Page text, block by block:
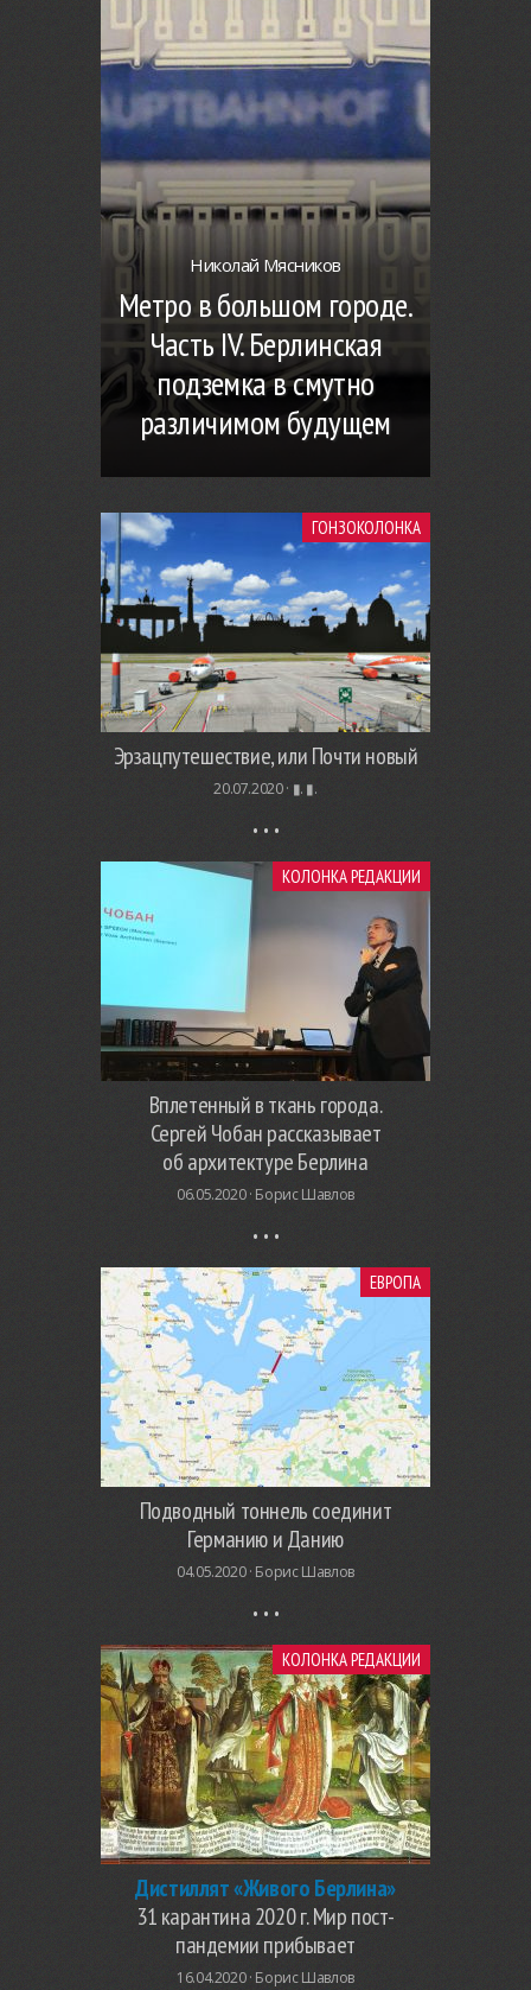
Николай Мясников
Метро в большом городе.
Часть IV. Берлинская
подземка в смутно
различимом будущем
ГОНЗОКОЛОНКА
Эрзацпутешествие, или Почти новый
20.07.2020 · ▮. ▮.
КОЛОНКА РЕДАКЦИИ
Вплетенный в ткань города.
Сергей Чобан рассказывает
об архитектуре Берлина
06.05.2020 · Борис Шавлов
ЕВРОПА
Подводный тоннель соединит
Германию и Данию
04.05.2020 · Борис Шавлов
КОЛОНКА РЕДАКЦИИ
Дистиллят «Живого Берлина»
31 карантина 2020 г. Мир пост-
пандемии прибывает
16.04.2020 · Борис Шавлов